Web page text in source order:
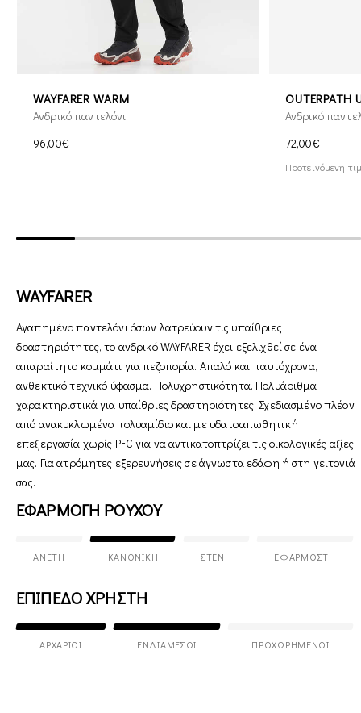
WAYFARER WARM
Ανδρικό παντελόνι
96,00€
OUTERPATH
Ανδρικό
72,00€
Προτεινόμενη
WAYFARER
Αγαπημένο παντελόνι όσων λατρεύουν τις υπαίθριες
δραστηριότητες, το ανδρικό WAYFARER έχει εξελιχθεί σε ένα
απαραίτητο κομμάτι για πεζοπορία. Απαλό και, ταυτόχρονα,
ανθεκτικό τεχνικό ύφασμα. Πολυχρηστικότητα. Πολυάριθμα
χαρακτηριστικά για υπαίθριες δραστηριότητες. Σχεδιασμένο πλέον
από ανακυκλωμένο πολυαμίδιο και με υδατοαπωθητική
επεξεργασία χωρίς PFC για να αντικατοπτρίζει τις οικολογικές αξίες
μας. Για ατρόμητες εξερευνήσεις σε άγνωστα εδάφη ή στη γειτονιά
σας.
ΕΦΑΡΜΟΓΗ ΡΟΥΧΟΥ
ΆΝΕΤΗ ΚΑΝΟΝΙΚΉ ΣΤΕΝΉ ΕΦΑΡΜΟΣΤΉ
ΕΠΙΠΕΔΟ ΧΡΗΣΤΗ
ΑΡΧΆΡΙΟΙ ΕΝΔΙΆΜΕΣΟΙ ΠΡΟΧΩΡΗΜΈΝΟΙ